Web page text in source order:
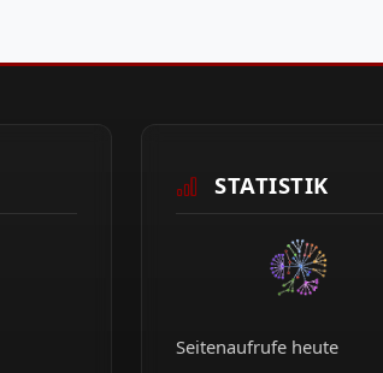
STATISTIK
Seitenaufrufe heute